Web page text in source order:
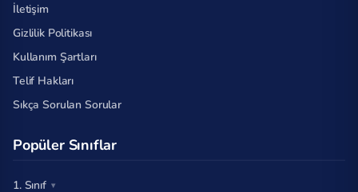
İletişim
Gizlilik Politikası
Kullanım Şartları
Telif Hakları
Sıkça Sorulan Sorular
Popüler Sınıflar
1. Sınıf